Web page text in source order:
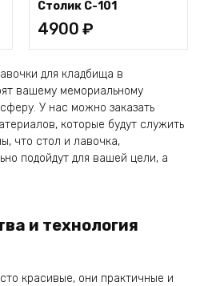
Столик С-101
4900 ₽
для кладбища в
вашему мемориальному
У нас можно заказать
которые будут служить
что стол и лавочка,
подойдут для вашей цели, а
и технология
красивые, они практичные и